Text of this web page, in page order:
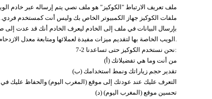
ملفات الكوكيز جهاز الكمبيوتر الخاص بك وليس أنت كمستخدم
بإرسال البيانات في ملف إلى الخادم ليعرف الخادم أنك قد عدت
الويب الخاصة بها لتقديم ميزات مفيدة لعملائها ومتابعة معدل الازدحام على المواقع. أغلب برامج التصفح تم إعدادها مبدئياً لقبول الكوكيز.
7-2 نحن نستخدم الكوكيز حتى تساعدنا:
(‌أ) من أنت وما هي تفضيلاتك
(‌ب) تقدير حجم زياراتك ونمط استخدامك
(‌ج) التعرف عليك عند عودتك إلى موقع (المغرب اليوم) والحفاظ عليك
(‌د) تحسين موقع (المغرب اليوم)